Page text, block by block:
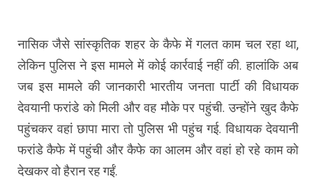
नासिक जैसे सांस्कृतिक शहर के कैफे में गलत काम चल रहा था,
लेकिन पुलिस ने इस मामले में कोई कार्रवाई नहीं की. हालांकि अब
जब इस मामले की जानकारी भारतीय जनता पार्टी की विधायक
देवयानी फरांडे को मिली और वह मौके पर पहुंची. उन्होंने खुद कैफे
पहुंचकर वहां छापा मारा तो पुलिस भी पहुंच गई. विधायक देवयानी
फरांडे कैफे में पहुंची और कैफे का आलम और वहां हो रहे काम को
देखकर वो हैरान रह गईं.